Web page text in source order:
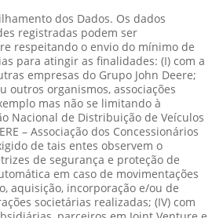
dos Dados. Os dados
registradas podem ser
respeitando o envio do mínimo de
para atingir as finalidades: (I) com a
empresas do Grupo John Deere;
outros organismos, associações
mas não se limitando à
Nacional de Distribuição de Veículos
– Associação dos Concessionários
de tais entes observem o
de segurança e proteção de
em caso de movimentações
aquisição, incorporação e/ou de
societárias realizadas; (IV) com